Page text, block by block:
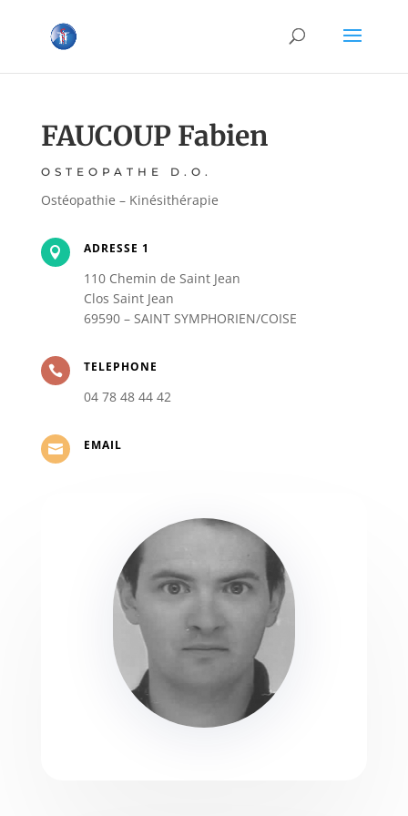
FAUCOUP Fabien
OSTEOPATHE D.O.
Ostéopathie – Kinésithérapie
 ADRESSE 1
110 Chemin de Saint Jean
Clos Saint Jean
69590 – SAINT SYMPHORIEN/COISE
 TELEPHONE
04 78 48 44 42
 EMAIL